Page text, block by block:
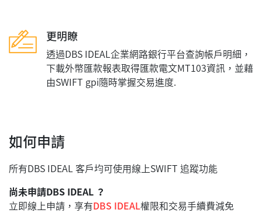
更明瞭
透過DBS IDEAL企業網路銀行平台查詢帳戶明細，
下載外幣匯款報表取得匯款電文MT103資訊，並藉
由SWIFT gpi隨時掌握交易進度.
如何申請
所有DBS IDEAL 客戶均可使用線上SWIFT 追蹤功能
尚未申請DBS IDEAL ？
立即線上申請，享有DBS IDEAL權限和交易手續費減免